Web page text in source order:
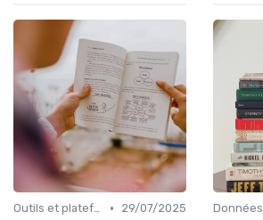
Outils et plateformes •
29/07/2025